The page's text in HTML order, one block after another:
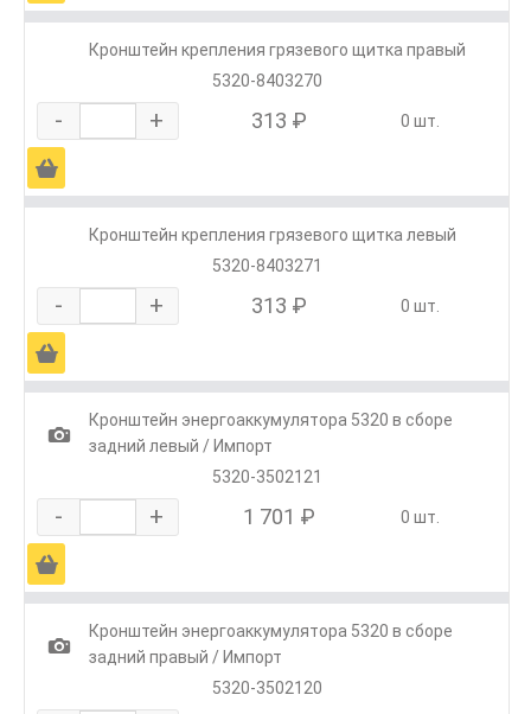
Кронштейн крепления грязевого щитка правый
5320-8403270
- + 313 ₽ 0 шт.
Ä
Кронштейн крепления грязевого щитка левый
5320-8403271
- + 313 ₽ 0 шт.
Ä
1
Кронштейн энергоаккумулятора 5320 в сборе
задний левый / Импорт
5320-3502121
- + 1 701 ₽ 0 шт.
Ä
1
Кронштейн энергоаккумулятора 5320 в сборе
задний правый / Импорт
5320-3502120